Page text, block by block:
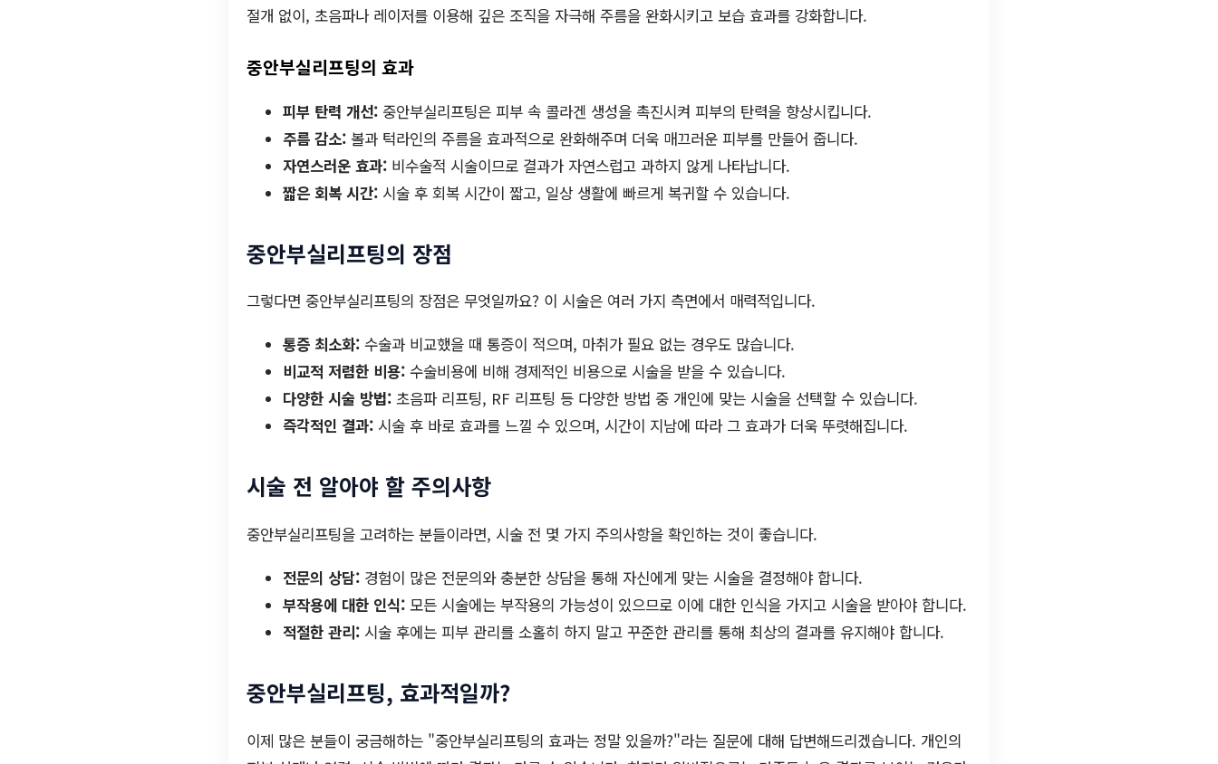
절개 없이, 초음파나 레이저를 이용해 깊은 조직을 자극해 주름을 완화시키고 보습 효과를 강화합니다.
중안부실리프팅의 효과
피부 탄력 개선: 중안부실리프팅은 피부 속 콜라겐 생성을 촉진시켜 피부의 탄력을 향상시킵니다.
주름 감소: 볼과 턱라인의 주름을 효과적으로 완화해주며 더욱 매끄러운 피부를 만들어 줍니다.
자연스러운 효과: 비수술적 시술이므로 결과가 자연스럽고 과하지 않게 나타납니다.
짧은 회복 시간: 시술 후 회복 시간이 짧고, 일상 생활에 빠르게 복귀할 수 있습니다.
중안부실리프팅의 장점
그렇다면 중안부실리프팅의 장점은 무엇일까요? 이 시술은 여러 가지 측면에서 매력적입니다.
통증 최소화: 수술과 비교했을 때 통증이 적으며, 마취가 필요 없는 경우도 많습니다.
비교적 저렴한 비용: 수술비용에 비해 경제적인 비용으로 시술을 받을 수 있습니다.
다양한 시술 방법: 초음파 리프팅, RF 리프팅 등 다양한 방법 중 개인에 맞는 시술을 선택할 수 있습니다.
즉각적인 결과: 시술 후 바로 효과를 느낄 수 있으며, 시간이 지남에 따라 그 효과가 더욱 뚜렷해집니다.
시술 전 알아야 할 주의사항
중안부실리프팅을 고려하는 분들이라면, 시술 전 몇 가지 주의사항을 확인하는 것이 좋습니다.
전문의 상담: 경험이 많은 전문의와 충분한 상담을 통해 자신에게 맞는 시술을 결정해야 합니다.
부작용에 대한 인식: 모든 시술에는 부작용의 가능성이 있으므로 이에 대한 인식을 가지고 시술을 받아야 합니다.
적절한 관리: 시술 후에는 피부 관리를 소홀히 하지 말고 꾸준한 관리를 통해 최상의 결과를 유지해야 합니다.
중안부실리프팅, 효과적일까?
이제 많은 분들이 궁금해하는 "중안부실리프팅의 효과는 정말 있을까?"라는 질문에 대해 답변해드리겠습니다. 개인의